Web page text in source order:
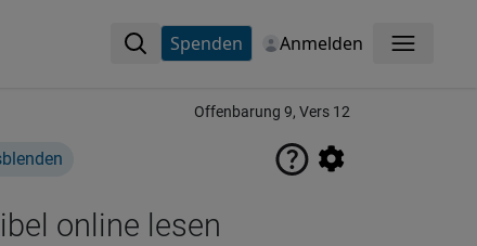
Spenden Anmelden Menü
Offenbarung 9, Vers 12
online lesen